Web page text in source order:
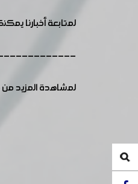
لمتابعة أخبارنا
لمشاهدة المزيد